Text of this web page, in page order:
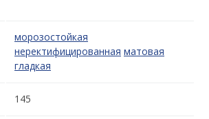
морозостойкая
неректифицированная матовая
гладкая
145